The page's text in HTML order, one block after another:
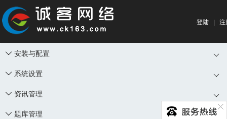
登陆 | 注
 安装与配置
 系统设置
 资讯管理
 题库管理